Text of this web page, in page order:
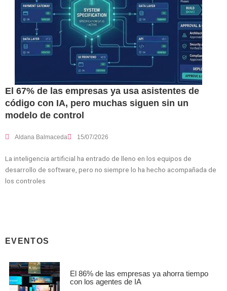
El 67% de las empresas ya usa asistentes de
código con IA, pero muchas siguen sin un
modelo de control
Aldana Balmaceda 15/07/2026
La inteligencia artificial ha entrado de lleno en los equipos de
desarrollo de software, pero no siempre lo ha hecho acompañada de
los controles
EVENTOS
El 86% de las empresas ya ahorra tiempo
con los agentes de IA